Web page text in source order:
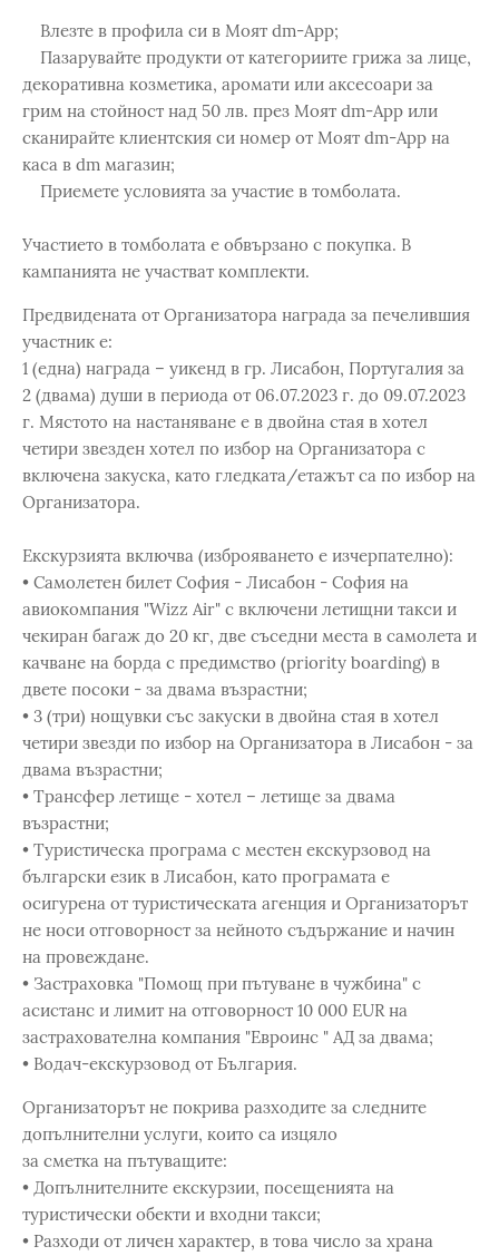
Влезте в профила си в Моят dm-App;
Пазарувайте продукти от категориите грижа за лице,
декоративна козметика, аромати или аксесоари за
грим на стойност над 50 лв. през Моят dm-App или
сканирайте клиентския си номер от Моят dm-App на
каса в dm магазин;
Приемете условията за участие в томболата.
Участието в томболата е обвързано с покупка. В
кампанията не участват комплекти.
Предвидената от Организатора награда за печелившия
участник е:
1 (една) награда – уикенд в гр. Лисабон, Португалия за
2 (двама) души в периода от 06.07.2023 г. до 09.07.2023
г. Мястото на настаняване е в двойна стая в хотел
четири звезден хотел по избор на Организатора с
включена закуска, като гледката/етажът са по избор на
Организатора.
Екскурзията включва (изброяването е изчерпателно):
• Самолетен билет София - Лисабон - София на
авиокомпания "Wizz Air" с включени летищни такси и
чекиран багаж до 20 кг, две съседни места в самолета и
качване на борда с предимство (priority boarding) в
двете посоки - за двама възрастни;
• 3 (три) нощувки със закуски в двойна стая в хотел
четири звезди по избор на Организатора в Лисабон - за
двама възрастни;
• Трансфер летище - хотел – летище за двама
възрастни;
• Туристическа програма с местен екскурзовод на
български език в Лисабон, като програмата е
осигурена от туристическата агенция и Организаторът
не носи отговорност за нейното съдържание и начин
на провеждане.
• Застраховка "Помощ при пътуване в чужбина" с
асистанс и лимит на отговорност 10 000 EUR на
застрахователна компания "Евроинс " АД за двама;
• Водач-екскурзовод от България.
Организаторът не покрива разходите за следните
допълнителни услуги, които са изцяло
за сметка на пътуващите:
• Допълнителните екскурзии, посещенията на
туристически обекти и входни такси;
• Разходи от личен характер, в това число за храна